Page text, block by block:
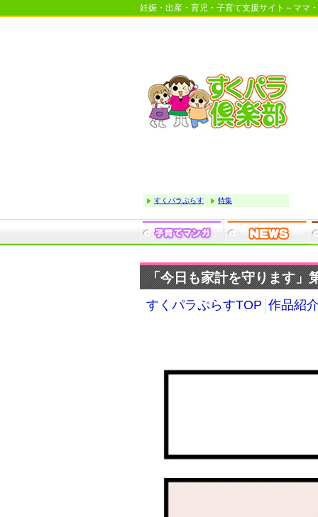
妊娠・出産・育児・子育て支援サイト～ママ
すくパラぷらす 特集
「今日も家計を守ります」
すくパラぷらすTOP 作品紹